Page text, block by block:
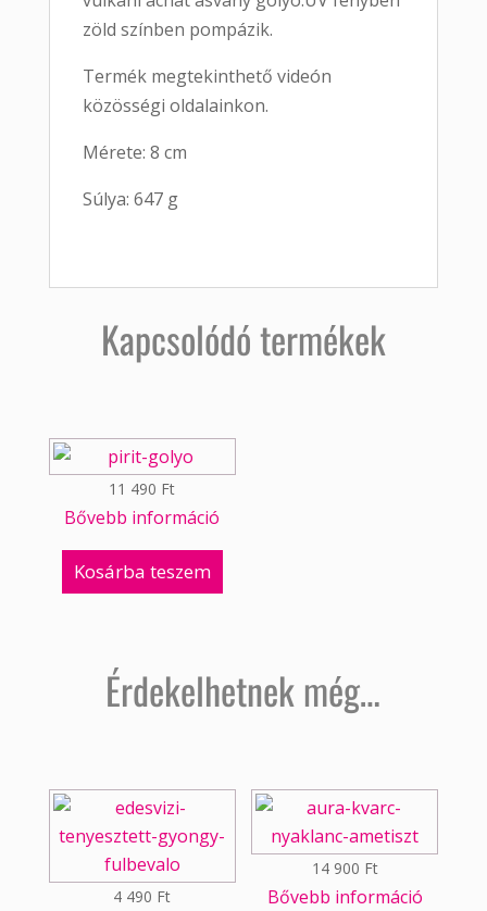
zöld színben pompázik.
Termék megtekinthető videón
közösségi oldalainkon.
Mérete: 8 cm
Súlya: 647 g
Kapcsolódó termékek
11 490 Ft
Bővebb információ
Kosárba teszem
Érdekelhetnek még…
4 490 Ft
14 900 Ft
Bővebb információ